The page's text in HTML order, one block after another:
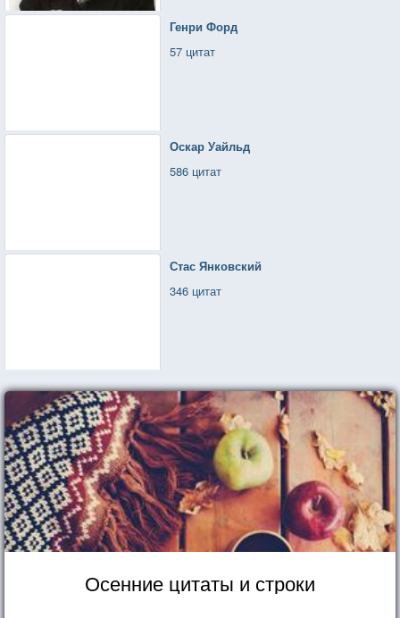
Генри Форд
57 цитат
Оскар Уайльд
586 цитат
Стас Янковский
346 цитат
Осенние цитаты и строки